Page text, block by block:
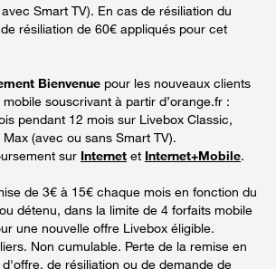
Smart TV). En cas de résiliation du
résiliation de 60€ appliqués pour cet
Bienvenue pour les nouveaux clients
souscrivant à partir d’orange.fr :
pendant 12 mois sur Livebox Classic,
(avec ou sans Smart TV).
sur Internet et Internet+Mobile.
de 3€ à 15€ chaque mois en fonction du
détenu, dans la limite de 4 forfaits mobile
une nouvelle offre Livebox éligible.
Non cumulable. Perte de la remise en
de résiliation ou de demande de